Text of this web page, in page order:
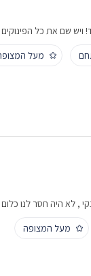
ויש שם את כל
מעל
, לא היה חסר לנו כלום
מעל המצופה